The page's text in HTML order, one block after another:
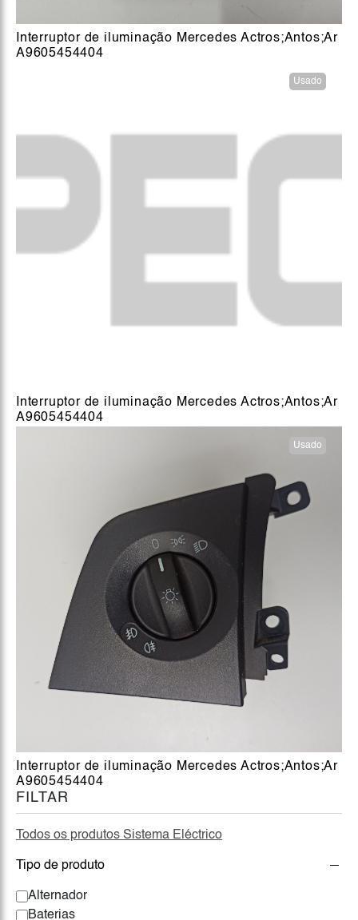
FILTAR
Todos os produtos Sistema Eléctrico
Tipo de produto
Alternador
Baterias
Interruptor de iluminação Mercedes Actros;Antos;Ar
A9605454404
Usado
Interruptor de iluminação Mercedes Actros;Antos;Ar
A9605454404
Usado
Interruptor de iluminação Mercedes Actros;Antos;Ar
A9605454404